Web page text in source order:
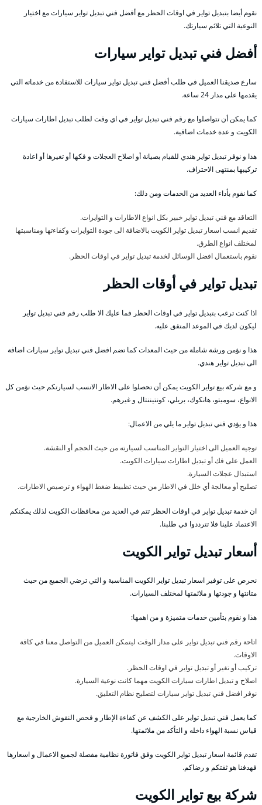
نقوم أيضا بتبديل تواير في اوقات الحظر مع أفضل فني تبديل تواير سيارات مع اختيار
النوعية التي تلائم سيارتك.
أفضل فني تبديل تواير سيارات
سارع صديقنا العميل في طلب أفضل فني تبديل تواير سيارات للاستفادة من خدماته التي
يقدمها على مدار 24 ساعة.
كما يمكن أن تتواصلوا مع رقم فني تبديل تواير في اي وقت لطلب تبديل اطارات سيارات
الكويت و عدة خدمات اضافية.
هذا و نوفر تبديل تواير هندي للقيام بصيانة أو اصلاح العجلات و فكها أو تغيرها أو اعادة
تركيبها بمنتهى الاحتراف.
كما نقوم بأداء العديد من الخدمات ومن ذلك:
التعاقد مع فني تبديل تواير خبير بكل انواع الاطارات و التوايرات.
تقديم انسب اسعار تبديل تواير الكويت بالاضافة الى جودة التوايرات وكفاءتها ومناسبتها
لمختلف انواع الطرق.
نقوم باستعمال افضل الوسائل لخدمة تبديل تواير في اوقات الحظر.
تبديل تواير في أوقات الحظر
اذا كنت ترغب بتبديل تواير في اوقات الحظر فما عليك الا طلب رقم فني تبديل تواير
ليكون لديك في الموعد المتفق عليه.
هذا و نؤمن ورشة شاملة من حيث المعدات كما تضم افضل فني تبديل تواير سيارات اضافة
الى تبديل تواير هندي.
و مع شركة بيع تواير الكويت يمكن أن تحصلوا على الاطار الانسب لسيارتكم حيث نؤمن كل
الانواع، سوميتو، هانكوك، بريلي، كونتيننتال و غيرهم.
هذا و يؤدي فني تبديل تواير ما يلي من الاعمال:
توجيه العميل الى اختيار التواير المناسب لسيارته من حيث الحجم أو النقشة.
العمل على فك أو تبديل اطارات سيارات الكويت.
استبدال عجلات السيارة.
تصليح أو معالجة أي خلل في الاطار من حيث تظبيط ضغط الهواء و ترصيص الاطارات.
ان خدمة تبديل تواير في اوقات الحظر تتم في العديد من محافظات الكويت لذلك يمكنكم
الاعتماد علينا فلا تترددوا في طلبنا.
أسعار تبديل تواير الكويت
نحرص على توفير اسعار تبديل تواير الكويت المناسبة و التي ترضي الجميع من حيث
متانتها و جودتها و ملائمتها لمختلف السيارات.
هذا و نقوم بتأمين خدمات متميزة و من اهمها:
اتاحة رقم فني تبديل تواير على مدار الوقت ليتمكن العميل من التواصل معنا في كافة
الاوقات.
تركيب أو تغير أو تبديل تواير في اوقات الحظر.
اصلاح و تبديل اطارات سيارات الكويت مهما كانت نوعية السيارة.
نوفر افضل فني تبديل تواير سيارات لتصليح نظام التعليق.
كما يعمل فني تبديل تواير على الكشف عن كفاءة الإطار و فحص النقوش الخارجية مع
قياس نسبة الهواء داخله و التأكد من ملائمتها.
تقدم قائمة اسعار تبديل تواير الكويت وفق فاتورة نظامية مفصلة لجميع الاعمال و اسعارها
فهدفنا هو ثقتكم و رضاكم.
شركة بيع تواير الكويت